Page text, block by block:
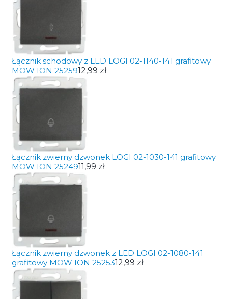
Łącznik schodowy z LED LOGI 02-1140-141 grafitowy
MOW ION 2525912,99 zł
Łącznik zwierny dzwonek LOGI 02-1030-141 grafitowy
MOW ION 2524911,99 zł
Łącznik zwierny dzwonek z LED LOGI 02-1080-141
grafitowy MOW ION 2525312,99 zł